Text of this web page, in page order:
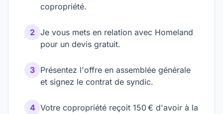
copropriété.
2 Je vous mets en relation avec Homeland
pour un devis gratuit.
3 Présentez l'offre en assemblée générale
et signez le contrat de syndic.
4 Votre copropriété reçoit 150 € d'avoir à la